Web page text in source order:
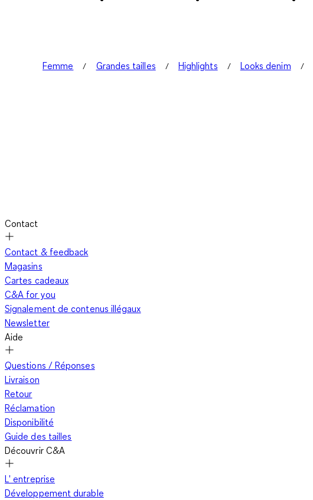
Femme Grandes tailles Highlights Looks denim
Contact
Contact & feedback
Magasins
Cartes cadeaux
C&A for you
Signalement de contenus illégaux
Newsletter
Aide
Questions / Réponses
Livraison
Retour
Réclamation
Disponibilité
Guide des tailles
Découvrir C&A
L' entreprise
Développement durable